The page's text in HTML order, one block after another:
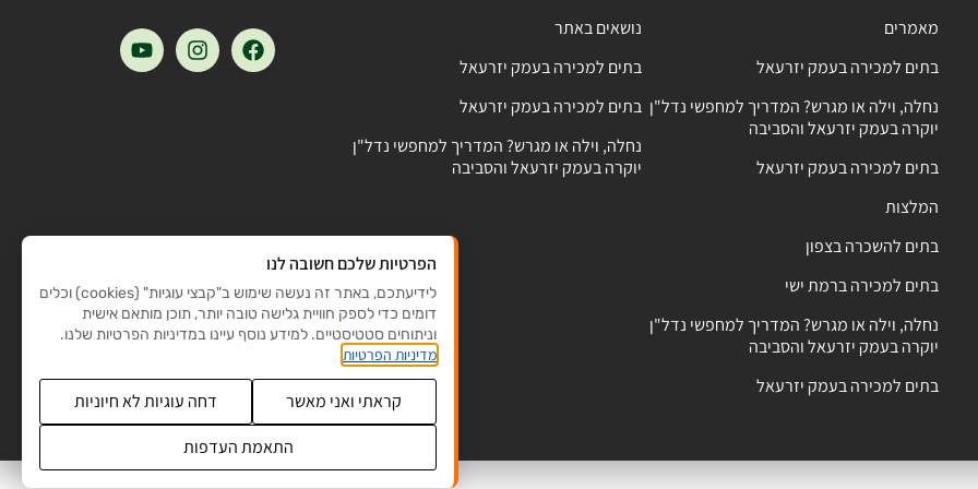
מאמרים
בתים למכירה בעמק יזרעאל
נחלה, וילה או מגרש? המדריך למחפשי נדל"ן
יוקרה בעמק יזרעאל והסביבה
בתים למכירה בעמק יזרעאל
המלצות
בתים להשכרה בצפון
בתים למכירה ברמת ישי
נחלה, וילה או מגרש? המדריך למחפשי נדל"ן
יוקרה בעמק יזרעאל והסביבה
בתים למכירה בעמק יזרעאל
נושאים באתר
בתים למכירה בעמק יזרעאל
בתים למכירה בעמק יזרעאל
נחלה, וילה או מגרש? המדריך למחפשי נדל"ן
יוקרה בעמק יזרעאל והסביבה
הפרטיות שלכם חשובה לנו
לידיעתכם, באתר זה נעשה שימוש ב"קבצי עוגיות" (cookies) וכלים
דומים כדי לספק חוויית גלישה טובה יותר, תוכן מותאם אישית
וניתוחים סטטיסטיים. למידע נוסף עיינו במדיניות הפרטיות שלנו.
מדיניות הפרטיות
קראתי ואני מאשר
דחה עוגיות לא חיוניות
התאמת העדפות